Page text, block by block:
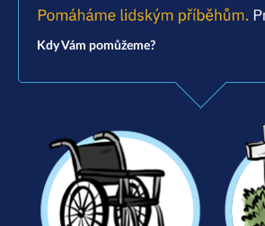
Kdy Vám pomůžeme?